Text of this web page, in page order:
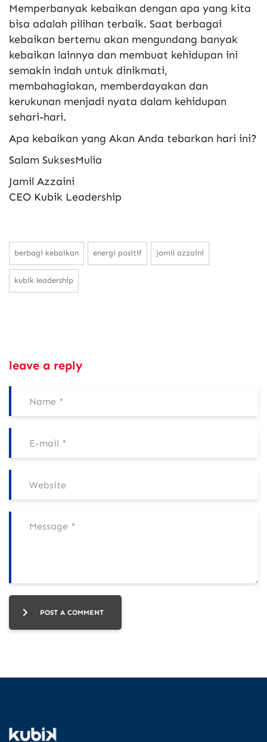
Memperbanyak kebaikan dengan apa yang kita
bisa adalah pilihan terbaik. Saat berbagai
kebaikan bertemu akan mengundang banyak
kebaikan lainnya dan membuat kehidupan ini
semakin indah untuk dinikmati,
membahagiakan, memberdayakan dan
kerukunan menjadi nyata dalam kehidupan
sehari-hari.
Apa kebaikan yang Akan Anda tebarkan hari ini?
Salam SuksesMulia
Jamil Azzaini
CEO Kubik Leadership
berbagi kebaikan energi positif jamil azzaini
kubik leadership
leave a reply
POST A COMMENT